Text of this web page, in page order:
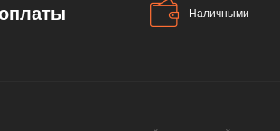
Наличными